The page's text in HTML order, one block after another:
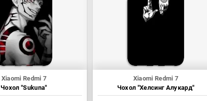
Xiaomi Redmi 7
Чохол "Sukuna"
Xiaomi Redmi 7
Чохол "Хелсинг Алукард"